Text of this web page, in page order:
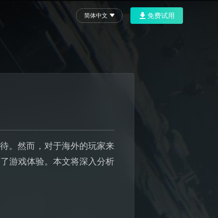
简体中文 免费试用
。然而，对于海外的玩家来
游戏体验。本文将深入分析